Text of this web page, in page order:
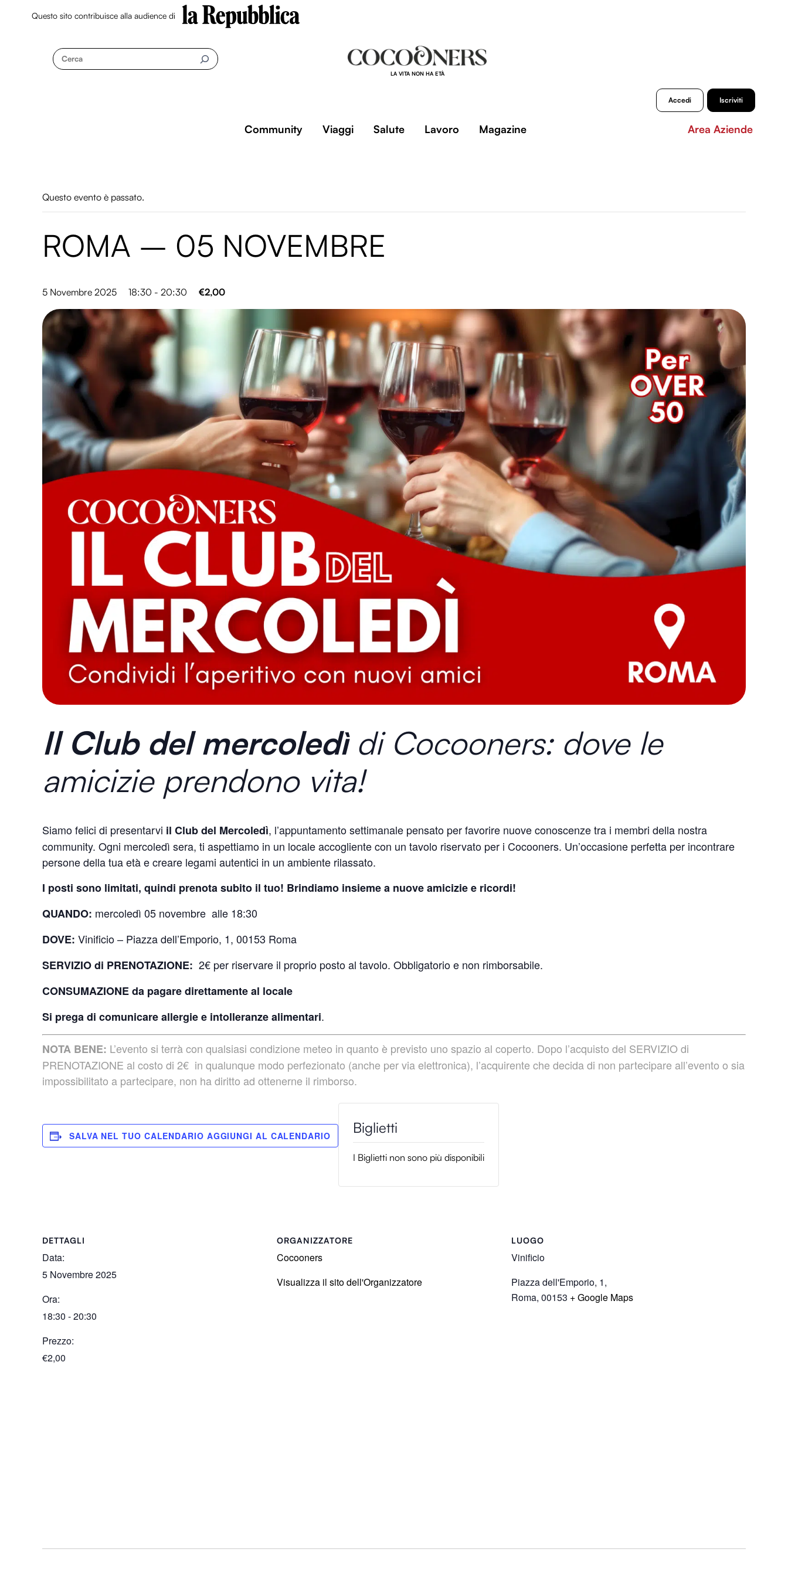
Questo sito contribuisce alla audience di
Cerca
LA VITA NON HA ETÀ
Accedi Iscriviti
Community Viaggi Salute Lavoro Magazine Area Aziende
Questo evento è passato.
ROMA – 05 NOVEMBRE
5 Novembre 2025 18:30 - 20:30 €2,00
Il Club del mercoledìdi Cocooners: dove le
amicizie prendono vita!
Siamo felici di presentarvi il Club del Mercoledì, l’appuntamento settimanale pensato per favorire nuove conoscenze tra i membri della nostra
community. Ogni mercoledì sera, ti aspettiamo in un locale accogliente con un tavolo riservato per i Cocooners. Un’occasione perfetta per incontrare
persone della tua età e creare legami autentici in un ambiente rilassato.
I posti sono limitati, quindi prenota subito il tuo! Brindiamo insieme a nuove amicizie e ricordi!
QUANDO: mercoledì 05 novembre alle 18:30
DOVE: Vinificio – Piazza dell’Emporio, 1, 00153 Roma
SERVIZIO di PRENOTAZIONE: 2€ per riservare il proprio posto al tavolo. Obbligatorio e non rimborsabile.
CONSUMAZIONE da pagare direttamente al locale
Si prega di comunicare allergie e intolleranze alimentari.
NOTA BENE: L’evento si terrà con qualsiasi condizione meteo in quanto è previsto uno spazio al coperto. Dopo l’acquisto del SERVIZIO di
PRENOTAZIONE al costo di 2€ in qualunque modo perfezionato (anche per via elettronica), l’acquirente che decida di non partecipare all’evento o sia
impossibilitato a partecipare, non ha diritto ad ottenerne il rimborso.
SALVA NEL TUO CALENDARIO
DETTAGLI
Data:
5 Novembre 2025
Ora:
18:30 - 20:30
Prezzo:
€2,00
ORGANIZZATORE
Cocooners
Visualizza il sito dell'Organizzatore
LUOGO
Vinificio
Piazza dell'Emporio, 1,
Roma, 00153 + Google Maps
I Biglietti non sono più disponibili